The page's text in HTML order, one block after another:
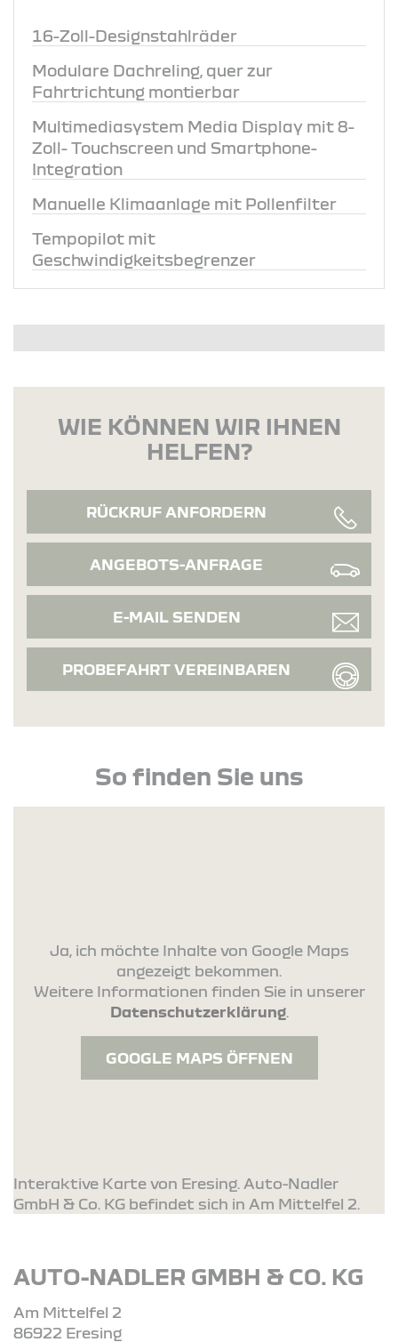
16-Zoll-Designstahlräder
Modulare Dachreling, quer zur
Fahrtrichtung montierbar
Multimediasystem Media Display mit 8-
Zoll- Touchscreen und Smartphone-
Integration
Manuelle Klimaanlage mit Pollenfilter
Tempopilot mit
Geschwindigkeitsbegrenzer
WIE KÖNNEN WIR IHNEN
HELFEN?
RÜCKRUF ANFORDERN
ANGEBOTS-ANFRAGE
E-MAIL SENDEN
PROBEFAHRT VEREINBAREN
So finden Sie uns
Ja, ich möchte Inhalte von Google Maps
angezeigt bekommen.
Weitere Informationen finden Sie in unserer
Datenschutzerklärung.
GOOGLE MAPS ÖFFNEN
Interaktive Karte von Eresing. Auto-Nadler
GmbH & Co. KG befindet sich in Am Mittelfel 2.
AUTO-NADLER GMBH & CO. KG
Am Mittelfel 2
86922 Eresing